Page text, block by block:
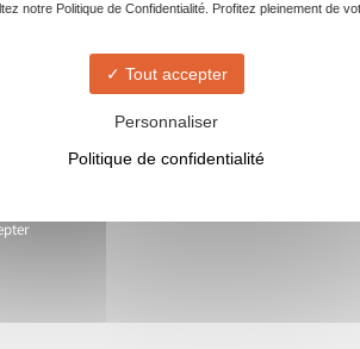
notre Politique de Confidentialité. Profitez pleinement de
Tout accepter
Personnaliser
Politique de confidentialité